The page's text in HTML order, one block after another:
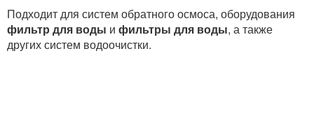
Подходит для систем обратного осмоса, оборудования
фильтр для воды и фильтры для воды, а также
других систем водоочистки.